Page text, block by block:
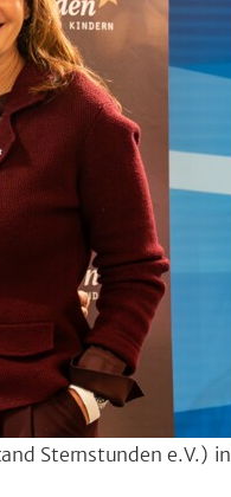
Sternstunden e.V.) in